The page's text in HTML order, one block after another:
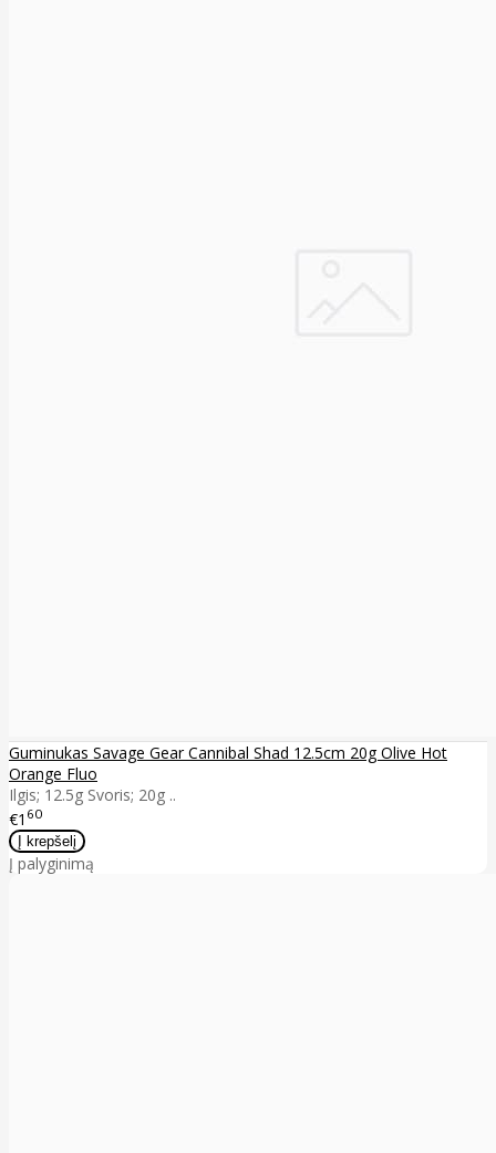
Guminukas Savage Gear Cannibal Shad 12.5cm 20g Olive Hot
Orange Fluo
Ilgis; 12.5g Svoris; 20g ..
€1 60
Į palyginimą